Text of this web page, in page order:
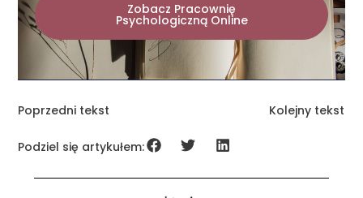
Zobacz Pracownię
Psychologiczną Online
Poprzedni tekst Kolejny tekst
Podziel się artykułem: